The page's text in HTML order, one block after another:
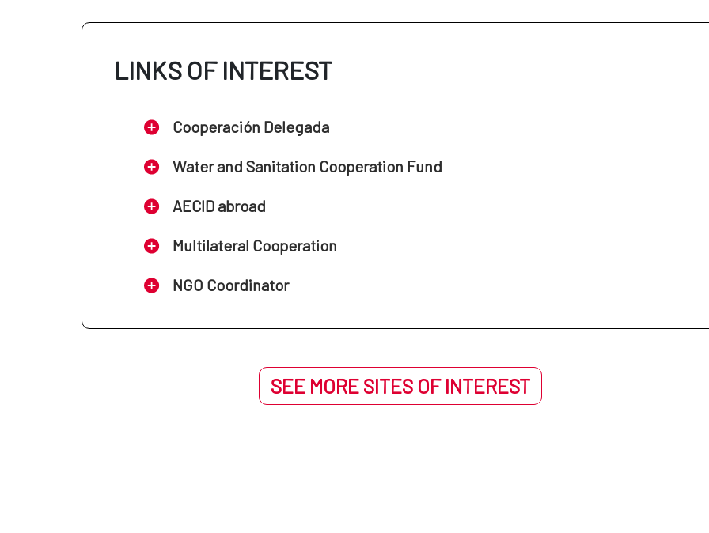
LINKS OF INTEREST
Cooperación Delegada
Water and Sanitation Cooperation Fund
AECID abroad
Multilateral Cooperation
NGO Coordinator
SEE MORE SITES OF INTEREST